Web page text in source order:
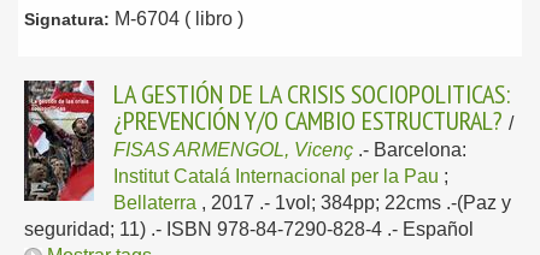
Signatura: M-6704 ( libro )
LA GESTIÓN DE LA CRISIS SOCIOPOLITICAS:
¿PREVENCIÓN Y/O CAMBIO ESTRUCTURAL? /
FISAS ARMENGOL, Vicenç .- Barcelona:
Institut Catalá Internacional per la Pau ;
Bellaterra , 2017 .- 1vol; 384pp; 22cms .-(Paz y
seguridad; 11) .- ISBN 978-84-7290-828-4 .- Español